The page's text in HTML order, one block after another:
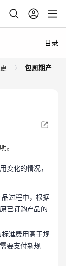
目录
包周期产
。
变化的情况，
过程中，根据
已订购产品的
准费用高于规
要支付新规